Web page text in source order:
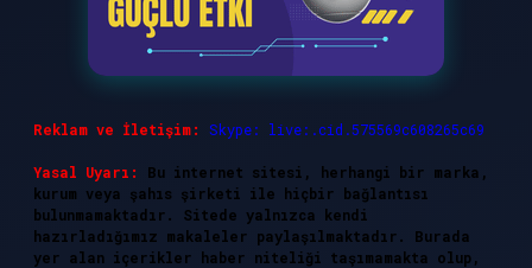
Reklam ve İletişim: Skype: live:.cid.575569c608265c69
Yasal Uyarı:
Bu internet sitesi, herhangi bir marka,
kurum veya şahıs şirketi ile hiçbir bağlantısı
bulunmamaktadır. Sitede yalnızca kendi
hazırladığımız makaleler paylaşılmaktadır. Burada
yer alan içerikler haber niteliği taşımamakta olup,